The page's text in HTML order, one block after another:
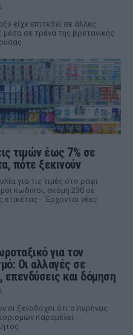
είχε επιτεθεί σε άλλες
μέσα σε τρένα της βρετανικής
τιμών έως 7% σε
πότε ξεκινούν
για τις τιμές στο ράφι
κωδικοί, ακόμη 230 σε
ετικέτας - Έρχονται νέες
για τον
Οι αλλαγές σε
επενδύσεις και δόμηση
οι ξενοδόχοι ότι ο πυρήνας
παραμένει